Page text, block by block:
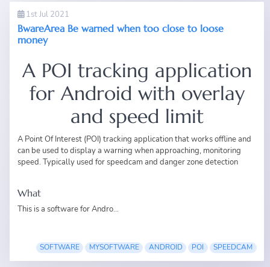
1st Jul 2021
BwareArea Be warned when too close to loose
money
A POI tracking application
for Android with overlay
and speed limit
A Point Of Interest (POI) tracking application that works offline and
can be used to display a warning when approaching, monitoring
speed. Typically used for speedcam and danger zone detection
What
This is a software for Andro...
SOFTWARE MYSOFTWARE ANDROID POI SPEEDCAM